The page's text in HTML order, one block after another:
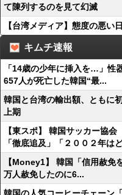
て陳列するのを見て幻滅
【台湾メディア】態度の悪い
キムチ速報
「14歳の少年に挿入を…」性
657人が死亡した韓国“最...
韓国と台湾の輸出額、とも
上期
【東スポ】 韓国サッカー協
「徹底追及」「２００２年は
【Money1】 韓国「信用赦
万人赦免したのに6...